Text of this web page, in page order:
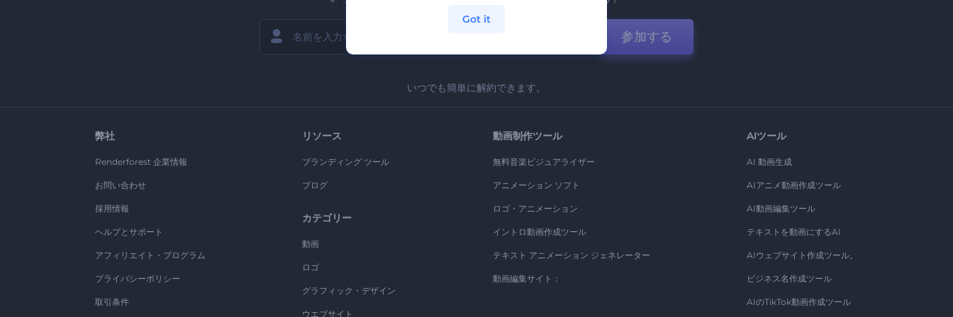
参加する
いつでも簡単に解約できます。
弊社
Renderforest 企業情報
お問い合わせ
採用情報
ヘルプとサポート
アフィリエイト・プログラム
プライバシーポリシー
取引条件
リソース
ブランディング ツール
ブログ
カテゴリー
動画
ロゴ
グラフィック・デザイン
ウエブサイト
動画制作ツール
無料音楽ビジュアライザー
アニメーション ソフト
ロゴ・アニメーション
イントロ動画作成ツール
テキスト アニメーション ジェネレーター
動画編集サイト：
AIツール
AI 動画生成
AIアニメ動画作成ツール
AI動画編集ツール
テキストを動画にするAI
AIウェブサイト作成ツール。
ビジネス名作成ツール
AIのTikTok動画作成ツール
Got it